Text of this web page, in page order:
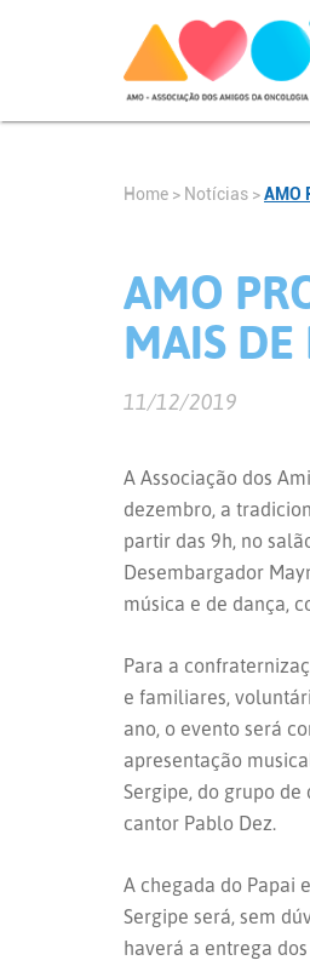
Home > Notícias >AMO
AMO
MAIS DE
11/12/2019
A Associação dos
dezembro, a
partir das 9h, no
Desembargador
música e de dança,
Para a
e familiares,
ano, o evento será
apresentação
Sergipe, do grupo de
cantor Pablo Dez.
A chegada do Papai
Sergipe será, sem
haverá a entrega